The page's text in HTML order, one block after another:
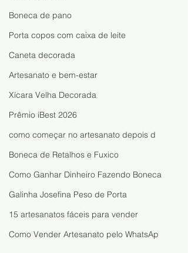
Boneca de pano
Porta copos com caixa de leite
Caneta decorada
Artesanato e bem-estar
Xícara Velha Decorada
Prêmio iBest 2026
como começar no artesanato depois d
Boneca de Retalhos e Fuxico
Como Ganhar Dinheiro Fazendo Boneca
Galinha Josefina Peso de Porta
15 artesanatos fáceis para vender
Como Vender Artesanato pelo WhatsAp